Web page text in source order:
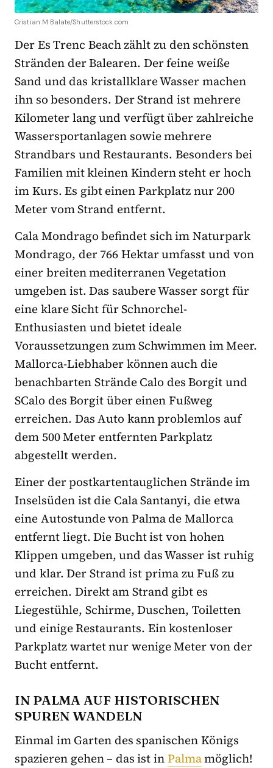
Cristian M Balate/Shutterstock.com
Der Es Trenc Beach zählt zu den schönsten
Stränden der Balearen. Der feine weiße
Sand und das kristallklare Wasser machen
ihn so besonders. Der Strand ist mehrere
Kilometer lang und verfügt über zahlreiche
Wassersportanlagen sowie mehrere
Strandbars und Restaurants. Besonders bei
Familien mit kleinen Kindern steht er hoch
im Kurs. Es gibt einen Parkplatz nur 200
Meter vom Strand entfernt.
Cala Mondrago befindet sich im Naturpark
Mondrago, der 766 Hektar umfasst und von
einer breiten mediterranen Vegetation
umgeben ist. Das saubere Wasser sorgt für
eine klare Sicht für Schnorchel-
Enthusiasten und bietet ideale
Voraussetzungen zum Schwimmen im Meer.
Mallorca-Liebhaber können auch die
benachbarten Strände Calo des Borgit und
SCalo des Borgit über einen Fußweg
erreichen. Das Auto kann problemlos auf
dem 500 Meter entfernten Parkplatz
abgestellt werden.
Einer der postkartentauglichen Strände im
Inselsüden ist die Cala Santanyi, die etwa
eine Autostunde von Palma de Mallorca
entfernt liegt. Die Bucht ist von hohen
Klippen umgeben, und das Wasser ist ruhig
und klar. Der Strand ist prima zu Fuß zu
erreichen. Direkt am Strand gibt es
Liegestühle, Schirme, Duschen, Toiletten
und einige Restaurants. Ein kostenloser
Parkplatz wartet nur wenige Meter von der
Bucht entfernt.
IN PALMA AUF HISTORISCHEN
SPUREN WANDELN
Einmal im Garten des spanischen Königs
spazieren gehen – das ist inPalmamöglich!